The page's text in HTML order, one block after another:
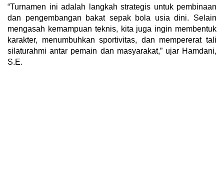
“Turnamen ini adalah langkah strategis untuk pembinaan
dan pengembangan bakat sepak bola usia dini. Selain
mengasah kemampuan teknis, kita juga ingin membentuk
karakter, menumbuhkan sportivitas, dan mempererat tali
silaturahmi antar pemain dan masyarakat,” ujar Hamdani,
S.E.